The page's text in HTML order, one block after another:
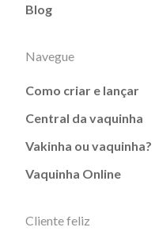
Blog
Navegue
Como criar e lançar
Central da vaquinha
Vakinha ou vaquinha?
Vaquinha Online
Cliente feliz